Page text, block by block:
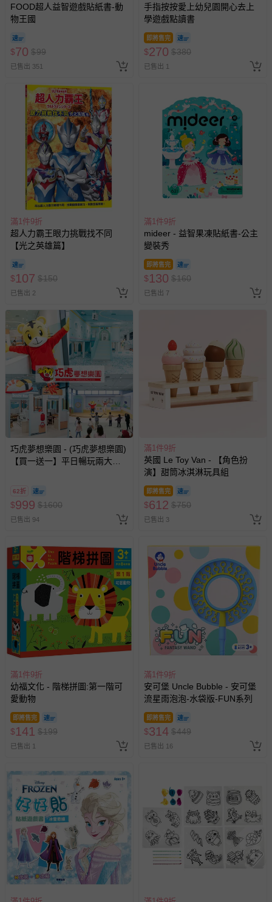
FOOD超人益智遊戲貼紙書-動
物王國
$70 $99
已售出 351
手指按按愛上幼兒園開心去上
學遊戲點讀書
即將售完
$270 $380
已售出 1
滿1件9折
超人力霸王眼力挑戰找不同
【光之英雄篇】
$107 $150
已售出 2
滿1件9折
mideer - 益智果凍貼紙書-公主
變裝秀
即將售完
$130 $160
已售出 7
巧虎夢想樂園 - (巧虎夢想樂園)
【買一送一】平日暢玩兩大一
2026/10/16 正券逾期視同現金
券使用
62折
$999 $1600
已售出 94
滿1件9折
英國 Le Toy Van - 【角色扮
演】甜筒冰淇淋玩具組
即將售完
$612 $750
已售出 3
滿1件9折
幼福文化 - 階梯拼圖:第一階可
愛動物
即將售完
$141 $199
已售出 1
滿1件9折
安可堡 Uncle Bubble - 安可堡
流星雨泡泡-水袋版-FUN系列
即將售完
$314 $449
已售出 16